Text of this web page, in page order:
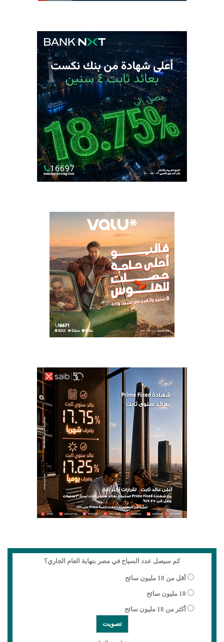
كم سيصل عدد السياح في مصر بنهاية العام الجاري؟
أقل من 18 مليون سائح
18 مليون سائح
أكثر من 18 مليون سائح